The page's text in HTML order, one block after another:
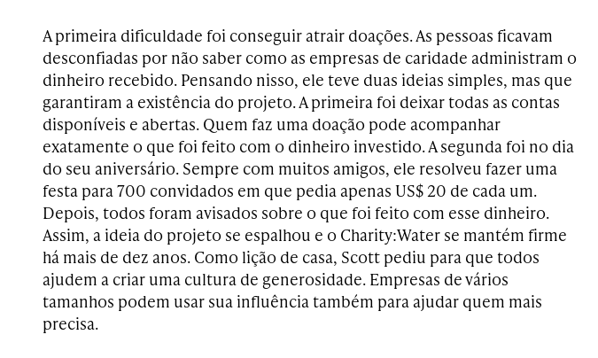
A primeira dificuldade foi conseguir atrair doações. As pessoas ficavam
desconfiadas por não saber como as empresas de caridade administram o
dinheiro recebido. Pensando nisso, ele teve duas ideias simples, mas que
garantiram a existência do projeto. A primeira foi deixar todas as contas
disponíveis e abertas. Quem faz uma doação pode acompanhar
exatamente o que foi feito com o dinheiro investido. A segunda foi no dia
do seu aniversário. Sempre com muitos amigos, ele resolveu fazer uma
festa para 700 convidados em que pedia apenas US$ 20 de cada um.
Depois, todos foram avisados sobre o que foi feito com esse dinheiro.
Assim, a ideia do projeto se espalhou e o Charity:Water se mantém firme
há mais de dez anos. Como lição de casa, Scott pediu para que todos
ajudem a criar uma cultura de generosidade. Empresas de vários
tamanhos podem usar sua influência também para ajudar quem mais
precisa.